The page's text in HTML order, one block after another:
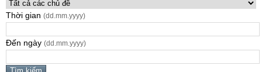
Thời gian (dd.mm.yyyy)
Đến ngày (dd.mm.yyyy)